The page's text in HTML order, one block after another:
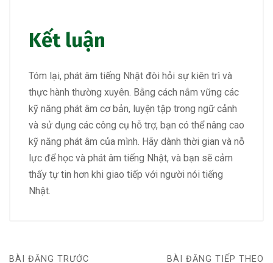
Kết luận
Tóm lại, phát âm tiếng Nhật đòi hỏi sự kiên trì và
thực hành thường xuyên. Bằng cách nắm vững các
kỹ năng phát âm cơ bản, luyện tập trong ngữ cảnh
và sử dụng các công cụ hỗ trợ, bạn có thể nâng cao
kỹ năng phát âm của mình. Hãy dành thời gian và nỗ
lực để học và phát âm tiếng Nhật, và bạn sẽ cảm
thấy tự tin hơn khi giao tiếp với người nói tiếng
Nhật.
BÀI ĐĂNG TRƯỚC BÀI ĐĂNG TIẾP THEO